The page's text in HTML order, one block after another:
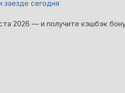
заезде сегодня
2026 — и получите кэшбэк